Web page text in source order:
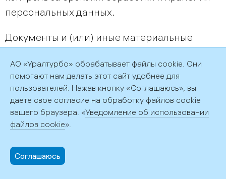
персональных данных.
Документы и (или) иные материальные
данные, а также персональные данные,
содержащиеся в информационных системах
персональных данных, файловых сетевых
каталогах или на внешних
перезаписываемых электронных носителях,
обработки или при наступлении иных
АО «Уралтурбо» обрабатывает файлы cookie. Они
помогают нам делать этот сайт удобнее для
пользователей. Нажав кнопку «Соглашаюсь», вы
даете свое согласие на обработку файлов cookie
вашего браузера. «Уведомление об использовании
файлов cookie».
Соглашаюсь